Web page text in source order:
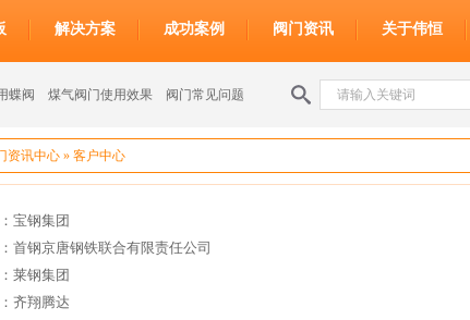
解决方案 成功案例 阀门资讯 关于伟恒
蝶阀 煤气阀门使用效果 阀门常见问题
资讯中心 » 客户中心
宝钢集团
首钢京唐钢铁联合有限责任公司
莱钢集团
齐翔腾达